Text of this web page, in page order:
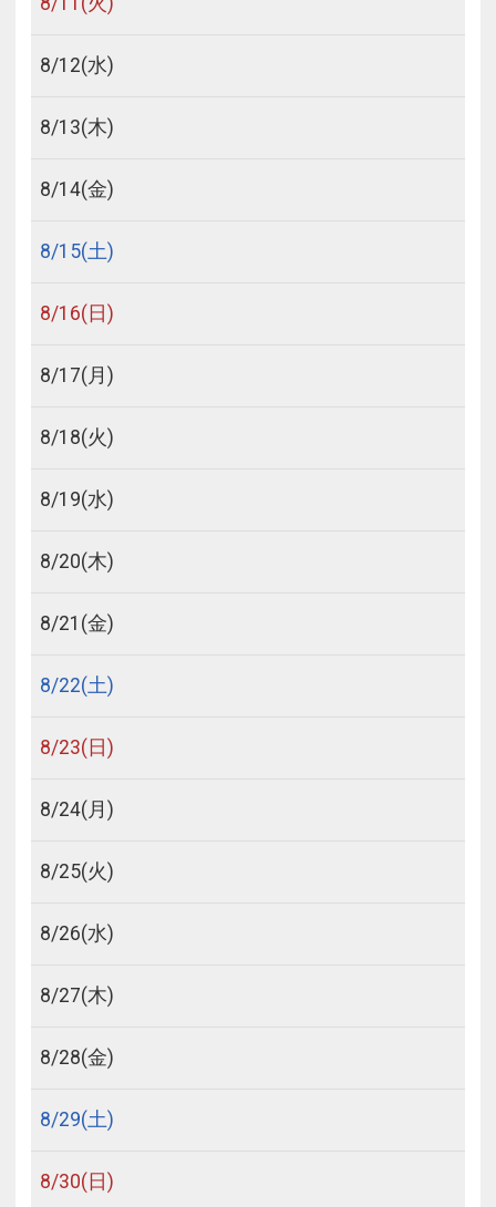
8/12(水)
8/13(木)
8/14(金)
8/15(土)
8/16(日)
8/17(月)
8/18(火)
8/19(水)
8/20(木)
8/21 (金)
8/22(土)
8/23(日)
8/24(月)
8/25(火)
8/26(水)
8/27(木)
8/28(金)
8/29(土)
8/30(日)